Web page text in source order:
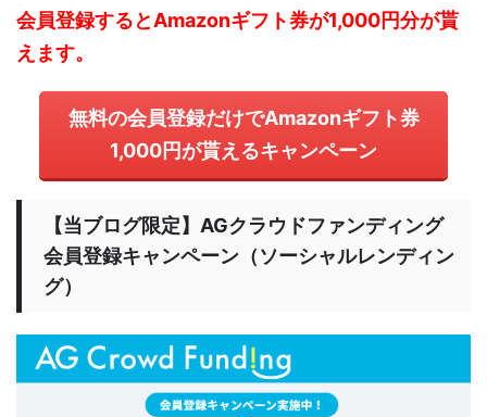
会員登録するとAmazonギフト券が1,000円分が貰
えます。
無料の会員登録だけでAmazonギフト券
1,000円が貰えるキャンペーン
【当ブログ限定】AGクラウドファンディング
会員登録キャンペーン（ソーシャルレンディン
グ）